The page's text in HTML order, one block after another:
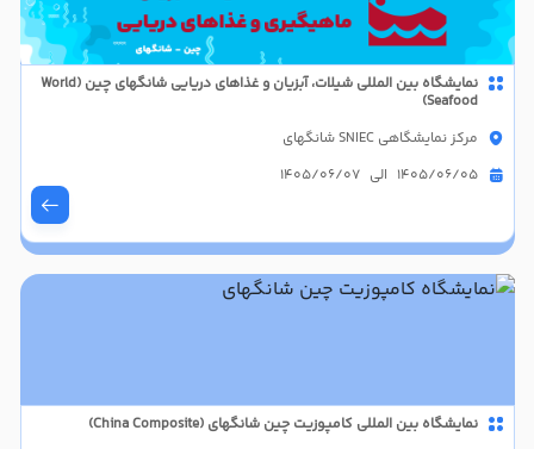
نمایشگاه بین المللی شیلات، آبزیان و غذاهای دریایی شانگهای چین (World
Seafood)
مرکز نمایشگاهی SNIEC شانگهای
1405/06/05 الی 1405/06/07
نمایشگاه بین المللی کامپوزیت چین شانگهای (China Composite)